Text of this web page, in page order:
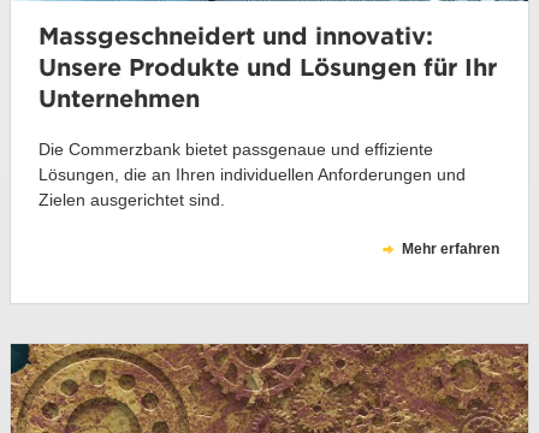
Massgeschneidert und innovativ:
Unsere Produkte und Lösungen für Ihr
Unternehmen
Die Commerzbank bietet passgenaue und effiziente
Lösungen, die an Ihren individuellen Anforderungen und
Zielen ausgerichtet sind.
Mehr erfahren